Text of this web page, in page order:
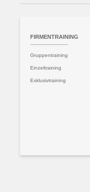
FIRMENTRAINING
Gruppentraining
Einzeltraining
Exklusivtraining